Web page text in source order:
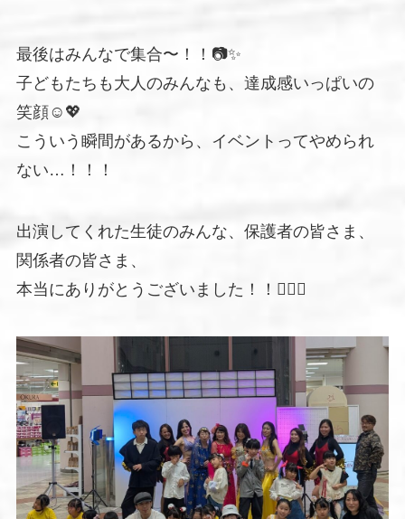
最後はみんなで集合〜！！📷✨
子どもたちも大人のみんなも、達成感いっぱいの
笑顔☺️💖
こういう瞬間があるから、イベントってやめられ
ない…！！！
出演してくれた生徒のみんな、保護者の皆さま、
関係者の皆さま、
本当にありがとうございました！！🙇‍♂️✨